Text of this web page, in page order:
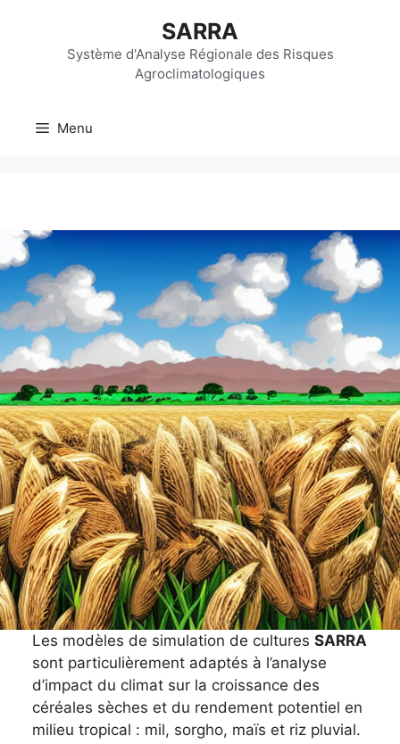
SARRA
Système d'Analyse Régionale des Risques
Agroclimatologiques
Menu
Les modèles de simulation de cultures SARRA
sont particulièrement adaptés à l’analyse
d’impact du climat sur la croissance des
céréales sèches et du rendement potentiel en
milieu tropical : mil, sorgho, maïs et riz pluvial.